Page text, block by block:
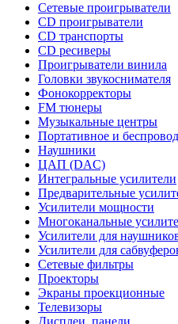
Сетевые проигрыватели
CD проигрыватели
CD транспорты
CD ресиверы
Проигрыватели винила
Головки звукоснимателя
Фонокорректоры
FM тюнеры
Музыкальные центры
Портативное и
Наушники
ЦАП (DAC)
Интегральные усилители
Предварительные
Усилители мощности
Многоканальные
Усилители для
Усилители для
Сетевые фильтры
Проекторы
Экраны проекционные
Телевизоры
Дисплеи, панели